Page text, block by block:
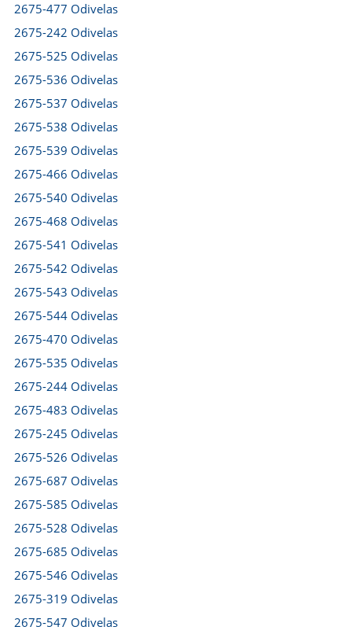
2675-477 Odivelas
2675-242 Odivelas
2675-525 Odivelas
2675-536 Odivelas
2675-537 Odivelas
2675-538 Odivelas
2675-539 Odivelas
2675-466 Odivelas
2675-540 Odivelas
2675-468 Odivelas
2675-541 Odivelas
2675-542 Odivelas
2675-543 Odivelas
2675-544 Odivelas
2675-470 Odivelas
2675-535 Odivelas
2675-244 Odivelas
2675-483 Odivelas
2675-245 Odivelas
2675-526 Odivelas
2675-687 Odivelas
2675-585 Odivelas
2675-528 Odivelas
2675-685 Odivelas
2675-546 Odivelas
2675-319 Odivelas
2675-547 Odivelas